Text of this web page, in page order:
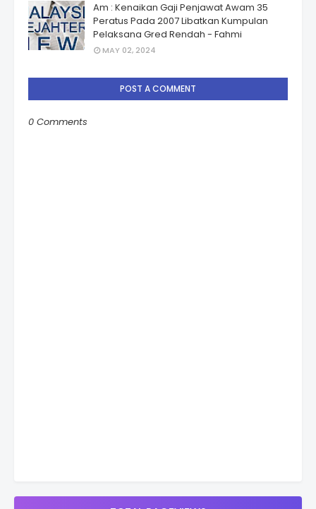
Am : Kenaikan Gaji Penjawat Awam 35
Peratus Pada 2007 Libatkan Kumpulan
Pelaksana Gred Rendah - Fahmi
MAY 02, 2024
POST A COMMENT
0 Comments